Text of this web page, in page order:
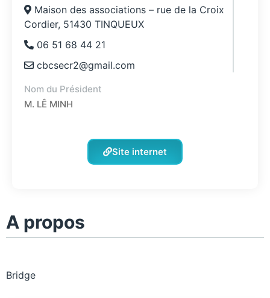
Maison des associations – rue de la Croix
Cordier, 51430 TINQUEUX
06 51 68 44 21
cbcsecr2@gmail.com
Nom du Président
M. LÊ MINH
Site internet
A propos
Bridge